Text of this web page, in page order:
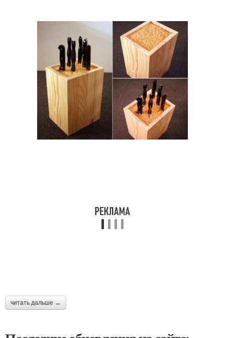
читать дальше →